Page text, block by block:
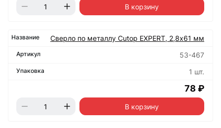
В корзину
Сверло по металлу Cutop EXPERT, 2,8х61 мм
53-467
1 шт.
78 ₽
В корзину